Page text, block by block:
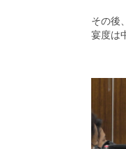
その後
宴度は